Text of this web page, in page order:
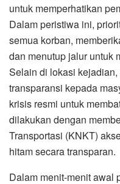
untuk memperhatikan
Dalam peristiwa ini,
semua korban,
dan menutup jalur untuk
Selain di lokasi
transparansi kepada
krisis resmi untuk
dilakukan dengan
Transportasi (KNKT)
hitam secara transparan.
Dalam menit-menit awal